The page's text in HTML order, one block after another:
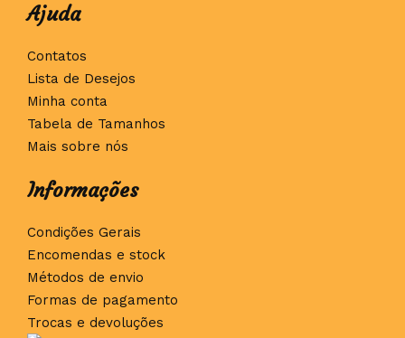
Ajuda
Contatos
Lista de Desejos
Minha conta
Tabela de Tamanhos
Mais sobre nós
Informações
Condições Gerais
Encomendas e stock
Métodos de envio
Formas de pagamento
Trocas e devoluções